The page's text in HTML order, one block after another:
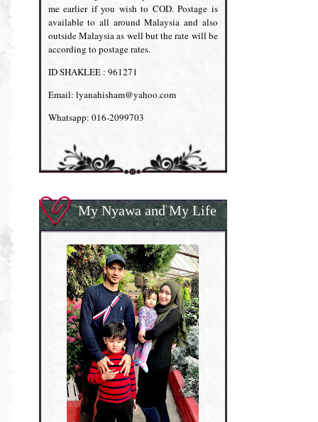
me earlier if you wish to COD. Postage is
available to all around Malaysia and also
outside Malaysia as well but the rate will be
according to postage rates.
ID SHAKLEE : 961271
Email: lyanahisham@yahoo.com
Whatsapp: 016-2099703
My Nyawa and My Life